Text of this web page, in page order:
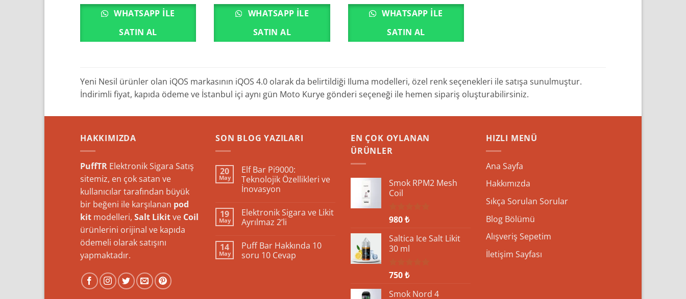
WHATSAPP ILE
SATIN AL
WHATSAPP ILE
SATIN AL
WHATSAPP ILE
SATIN AL
Yeni Nesil ürünler olan iQOS markasının iQOS 4.0 olarak da belirtildiği Iluma modelleri, özel renk seçenekleri ile satışa sunulmuştur.
İndirimli fiyat, kapıda ödeme ve İstanbul içi aynı gün Moto Kurye gönderi seçeneği ile hemen sipariş oluşturabilirsiniz.
HAKKIMIZDA
PuffTR Elektronik Sigara Satış
sitemiz, en çok satan ve
kullanıcılar tarafından büyük
bir beğeni ile karşılanan pod
kit modelleri, Salt Likitve Coil
ürünlerini orijinal ve kapıda
ödemeli olarak satışını
yapmaktadır.
SON BLOG YAZILARI
20
May
Elf Bar Pi9000:
Teknolojik Özellikleri ve
İnovasyon
Elf
Bar
Pi9000:
ve
İnovasyon
19
May
Elektronik Sigara ve Likit
Ayrılmaz 2’li
Elektronik
Sigara
ve
14
May
Puff Bar Hakkında 10
soru 10 Cevap
EN ÇOK OYLANAN
ÜRÜNLER
Smok RPM2 Mesh
Coil
5 üzerinden
aldı
980₺
Saltica Ice Salt Likit
30 ml
5 üzerinden
aldı
750₺
Smok Nord 4
HIZLI MENÜ
Ana Sayfa
Hakkımızda
Sıkça Sorulan Sorular
Blog Bölümü
Alışveriş Sepetim
İletişim Sayfası